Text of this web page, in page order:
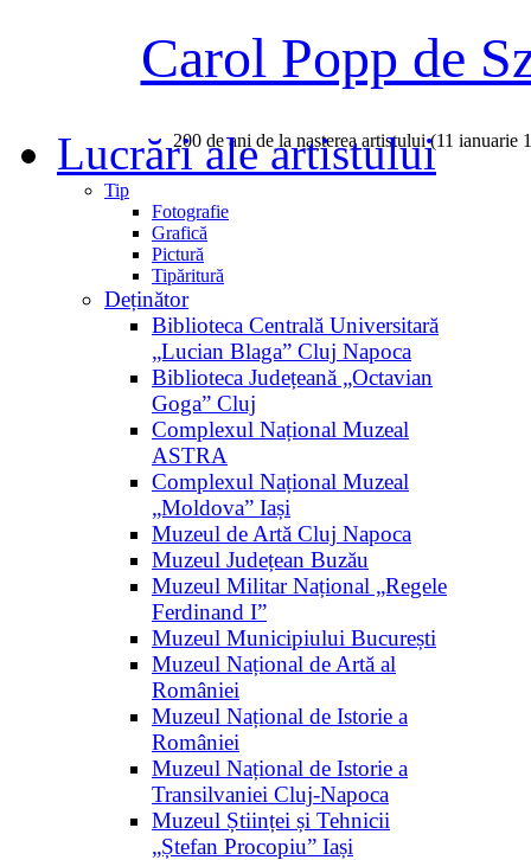
Carol Popp de
200 de ani de la nașterea artistului (11 ianuarie
Lucrări ale artistului
Tip
Fotografie
Grafică
Pictură
Tipăritură
Deținător
Biblioteca Centrală Universitară
„Lucian Blaga” Cluj Napoca
Biblioteca Județeană „Octavian
Goga” Cluj
Complexul Național Muzeal
ASTRA
Complexul Național Muzeal
„Moldova” Iași
Muzeul de Artă Cluj Napoca
Muzeul Județean Buzău
Muzeul Militar Național „Regele
Ferdinand I”
Muzeul Municipiului București
Muzeul Național de Artă al
României
Muzeul Național de Istorie a
României
Muzeul Național de Istorie a
Transilvaniei Cluj-Napoca
Muzeul Științei și Tehnicii
„Ștefan Procopiu” Iași